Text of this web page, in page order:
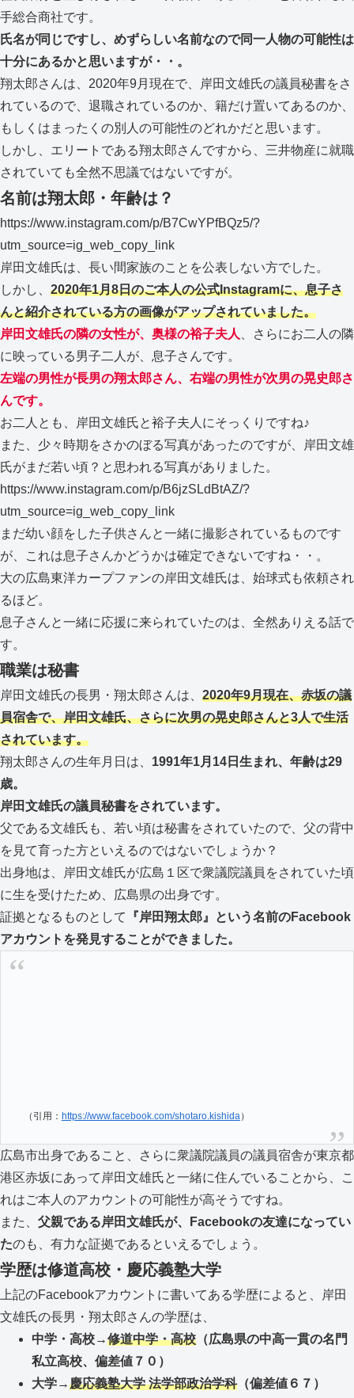
手総合商社です。
氏名が同じですし、めずらしい名前なので同一人物の可能性は
十分にあるかと思いますが・・。
翔太郎さんは、2020年9月現在で、岸田文雄氏の議員秘書をさ
れているので、退職されているのか、籍だけ置いてあるのか、
もしくはまったくの別人の可能性のどれかだと思います。
しかし、エリートである翔太郎さんですから、三井物産に就職
されていても全然不思議ではないですが。
名前は翔太郎・年齢は？
https://www.instagram.com/p/B7CwYPfBQz5/?
utm_source=ig_web_copy_link
岸田文雄氏は、長い間家族のことを公表しない方でした。
しかし、 2020年1月8日のご本人の公式Instagramに、息子さ
んと紹介されている方の画像がアップされていました。
岸田文雄氏の隣の女性が、奥様の裕子夫人
、さらにお二人の隣
に映っている男子二人が、息子さんです。
左端の男性が長男の翔太郎さん、右端の男性が次男の晃史郎さ
んです。
お二人とも、岸田文雄氏と裕子夫人にそっくりですね♪
また、少々時期をさかのぼる写真があったのですが、岸田文雄
氏がまだ若い頃？と思われる写真がありました。
https://www.instagram.com/p/B6jzSLdBtAZ/?
utm_source=ig_web_copy_link
まだ幼い顔をした子供さんと一緒に撮影されているものです
が、これは息子さんかどうかは確定できないですね・・。
大の広島東洋カープファンの岸田文雄氏は、始球式も依頼され
るほど。
息子さんと一緒に応援に来られていたのは、全然ありえる話で
す。
職業は秘書
岸田文雄氏の長男・翔太郎さんは、 2020年9月現在、赤坂の議
員宿舎で、岸田文雄氏、さらに次男の晃史郎さんと3人で生活
されています。
翔太郎さんの生年月日は、 1991年1月14日生まれ、年齢は29
歳。
岸田文雄氏の議員秘書をされています。
父である文雄氏も、若い頃は秘書をされていたので、父の背中
を見て育った方といえるのではないでしょうか？
出身地は、岸田文雄氏が広島１区で衆議院議員をされていた頃
に生を受けたため、広島県の出身です。
証拠となるものとして
『岸田翔太郎』という名前のFacebook
アカウントを発見することができました。
（引用： https://www.facebook.com/shotaro.kishida）
広島市出身であること、さらに衆議院議員の議員宿舎が東京都
港区赤坂にあって岸田文雄氏と一緒に住んでいることから、こ
れはご本人のアカウントの可能性が高そうですね。
また、 父親である岸田文雄氏が、Facebookの友達になってい
たのも、有力な証拠であるといえるでしょう。
学歴は修道高校・慶応義塾大学
上記のFacebookアカウントに書いてある学歴によると、岸田
文雄氏の長男・翔太郎さんの学歴は、
中学・高校→修道中学・高校 （広島県の中高一貫の名門
私立高校、偏差値７０）
大学→慶応義塾大学 法学部政治学科（偏差値６７）